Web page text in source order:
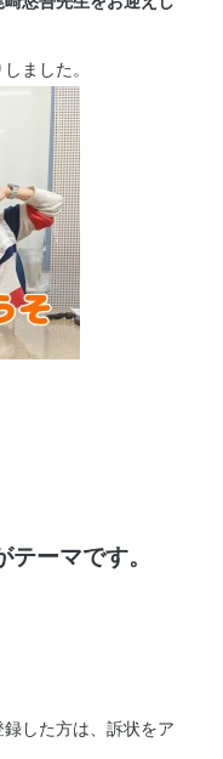
ました。
テーマです。
した方は、訴状をア